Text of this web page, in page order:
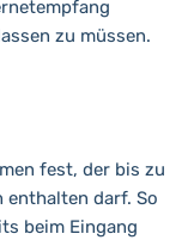
zu müssen.
fest, der bis zu
enthalten darf. So
beim Eingang